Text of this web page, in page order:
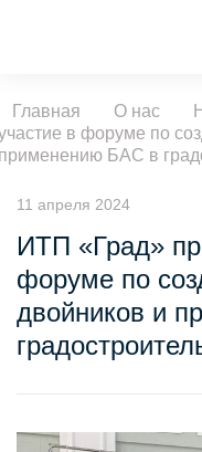
Главная О нас
в форуме по
БАС в
11 апреля 2024
ИТП «Град»
форуме по
двойников и